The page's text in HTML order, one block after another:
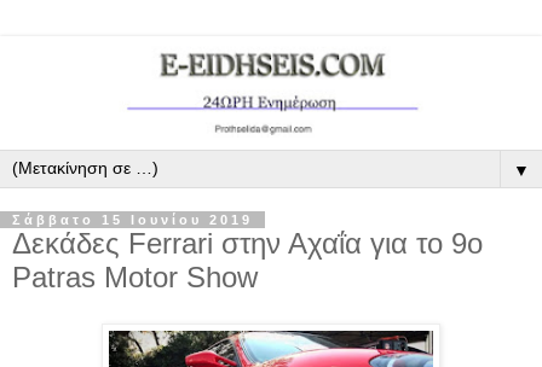
▼
Σάββατο 15 Ιουνίου 2019
Δεκάδες Ferrari στην Αχαΐα για το 9ο
Patras Motor Show